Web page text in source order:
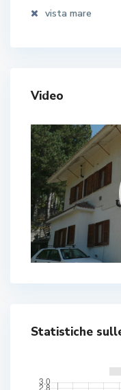
vista mare
Video
Statistiche